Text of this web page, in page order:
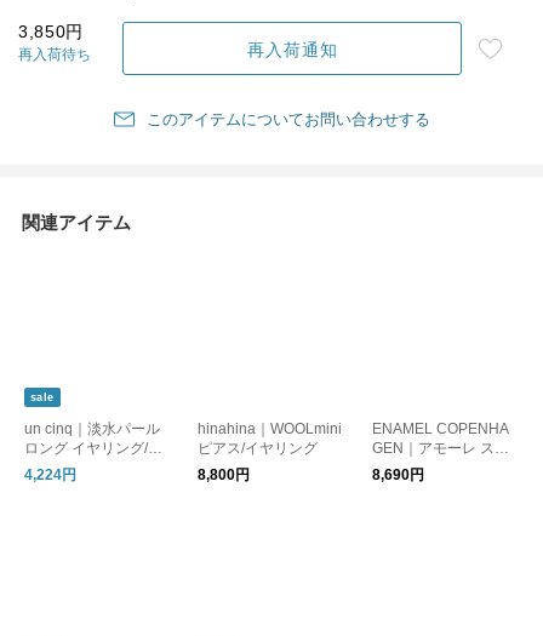
3,850円
再入荷待ち 再入荷通知
このアイテムについてお問い合わせする
関連アイテム
sale
un cinq｜淡水パール
ロング イヤリング/ピ
アス【メール便】
4,224円
hinahina｜WOOLmini
ピアス/イヤリング
8,800円
ENAMEL COPENHA
GEN｜アモーレ スタ
ッズピアス
8,690円